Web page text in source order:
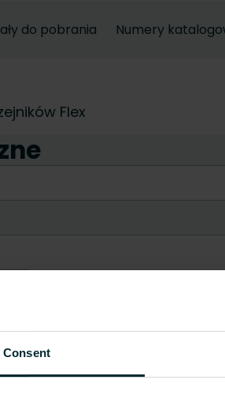
Consent
do pobrania Numery
Flex
części górnej